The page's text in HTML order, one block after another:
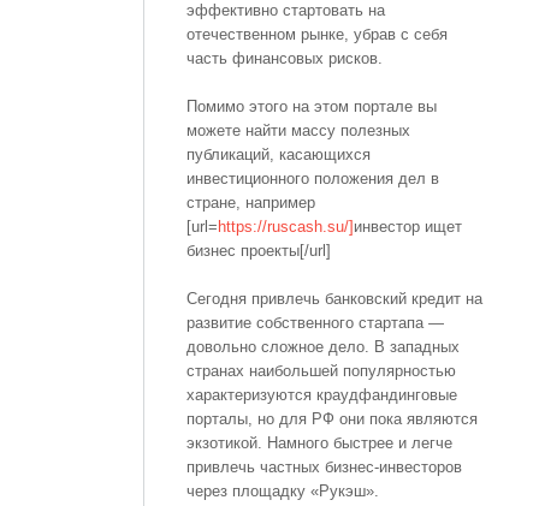
эффективно стартовать на
отечественном рынке, убрав с себя
часть финансовых рисков.
Помимо этого на этом портале вы
можете найти массу полезных
публикаций, касающихся
инвестиционного положения дел в
стране, например
[url= https://ruscash.su/] инвестор ищет
бизнес проекты[/url]
Сегодня привлечь банковский кредит на
развитие собственного стартапа —
довольно сложное дело. В западных
странах наибольшей популярностью
характеризуются краудфандинговые
порталы, но для РФ они пока являются
экзотикой. Намного быстрее и легче
привлечь частных бизнес-инвесторов
через площадку «Рукэш».